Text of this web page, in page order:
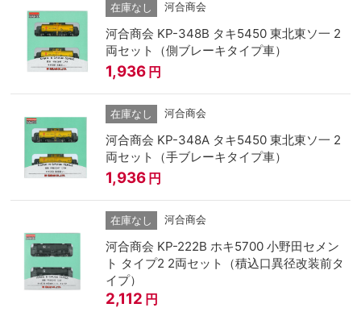
在庫なし 河合商会
河合商会 KP-348B タキ5450 東北東ソ一 2
両セット（側ブレーキタイプ車）
1,936 円
在庫なし 河合商会
河合商会 KP-348A タキ5450 東北東ソ一 2
両セット（手ブレーキタイプ車）
1,936 円
在庫なし 河合商会
河合商会 KP-222B ホキ5700 小野田セメン
ト タイプ2 2両セット（積込口異径改装前タ
イプ）
2,112 円